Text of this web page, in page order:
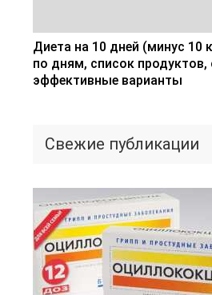
Диета на 10 дней (минус 10
по дням, список
эффективные варианты
Свежие публикации